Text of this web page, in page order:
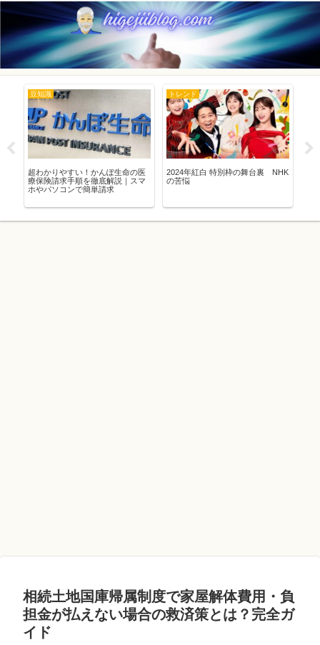
豆知識
超わかりやすい！かんぽ生命の医
療保険請求手順を徹底解説｜スマ
ホやパソコンで簡単請求
トレンド
2024年紅白 特別枠の舞台裏 NHK
の苦悩
相続土地国庫帰属制度で家屋解体費用・負
担金が払えない場合の救済策とは？完全ガ
イド